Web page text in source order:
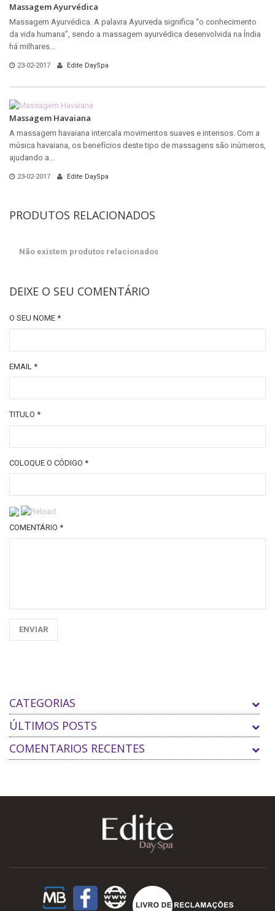
CATEGORIAS
ÚLTIMOS POSTS
COMENTARIOS RECENTES
Massagem Ayurvédica
Massagem Ayurvédica. A palavra Ayurveda significa “o conhecimento
da vida humana”, sendo a massagem ayurvédica desenvolvida na Índia
há milhares...
23-02-2017 Edite DaySpa
Massagem Havaiana
A massagem havaiana intercala movimentos suaves e intensos. Com a
música havaiana, os benefícios deste tipo de massagens são inúmeros,
ajudando a...
23-02-2017 Edite DaySpa
PRODUTOS RELACIONADOS
Não existem produtos relacionados
DEIXE O SEU COMENTÁRIO
O SEU NOME *
EMAIL *
TITULO *
COLOQUE O CÓDIGO *
COMENTÁRIO *
ENVIAR